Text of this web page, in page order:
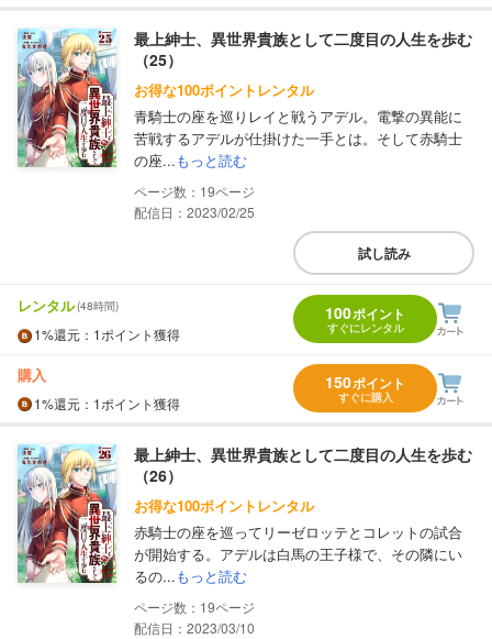
最上紳士、異世界貴族として二度目の人生を歩む
（25）
お得な100ポイントレンタル
青騎士の座を巡りレイと戦うアデル。電撃の異能に
苦戦するアデルが仕掛けた一手とは。そして赤騎士
の座...もっと読む
19
配信日：2023/02/25
試し読み
レンタル(48時間)
1%還元 ：1ポイント獲得
100ポイント
すぐにレンタル
購入
1%還元 ：1ポイント獲得
150ポイント
すぐに購入
最上紳士、異世界貴族として二度目の人生を歩む
（26）
お得な100ポイントレンタル
赤騎士の座を巡ってリーゼロッテとコレットの試合
が開始する。アデルは白馬の王子様で、その隣にい
るの...もっと読む
19
配信日：2023/03/10